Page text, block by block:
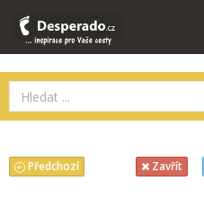
Předchozí Zavřít